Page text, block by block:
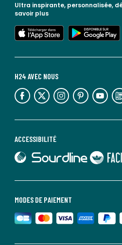
MODES DE PAIEMENT
ACCESSIBILITÉ
lien vers Sourdline
lien vers Faciliti
H24 AVEC NOUS
lien vers l'espace réseaux sociaux lien vers l'espace réseaux sociaux lien vers l'espace réseaux sociaux lien vers l'espace réseaux sociaux lien vers l'espace réseaux sociaux lien vers le
Ultra inspirante, personnalisée,
savoir plus
lien vers l'app store
lien vers google play